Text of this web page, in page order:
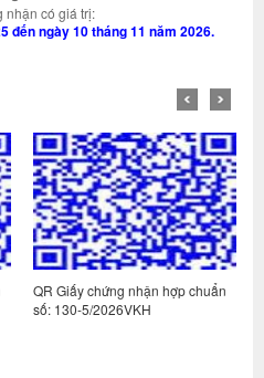
nhận có giá trị:
đến ngày 10 tháng 11 năm 2026.
QR Giấy chứng nhận hợp chuẩn
số: 130-5/2026VKH